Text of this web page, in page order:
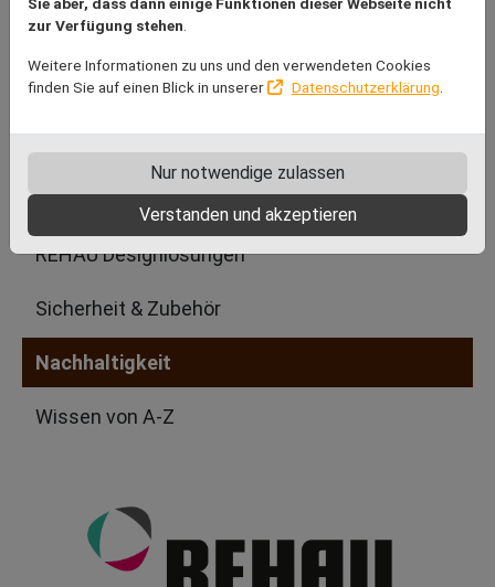
Fenster
Schiebetüren
Haustüren
Pflege & Wartung
REHAU Designlösungen
Sicherheit & Zubehör
Nachhaltigkeit
Wissen von A-Z
Sie aber, dass dann einige Funktionen dieser Webseite nicht
zur Verfügung stehen.
Weitere Informationen zu uns und den verwendeten Cookies
finden Sie auf einen Blick in unserer
Datenschutzerklärung.
Nur notwendige zulassen
Verstanden und akzeptieren